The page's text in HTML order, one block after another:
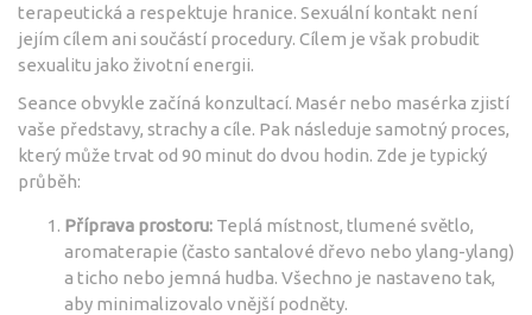
terapeutická a respektuje hranice. Sexuální kontakt není
jejím cílem ani součástí procedury. Cílem je však probudit
sexualitu jako životní energii.
Seance obvykle začíná konzultací. Masér nebo masérka zjistí
vaše představy, strachy a cíle. Pak následuje samotný proces,
který může trvat od 90 minut do dvou hodin. Zde je typický
průběh:
Příprava prostoru: Teplá místnost, tlumené světlo,
aromaterapie (často santalové dřevo nebo ylang-ylang)
a ticho nebo jemná hudba. Všechno je nastaveno tak,
aby minimalizovalo vnější podněty.